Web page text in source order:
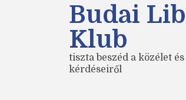
Budai
Klub
tiszta beszéd a közélet
kérdéseiről